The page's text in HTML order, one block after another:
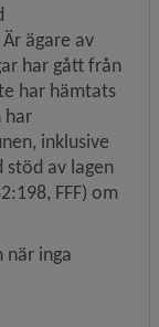
ägare av
har gått från
har hämtats
har
inklusive
av lagen
FFF) om
när inga